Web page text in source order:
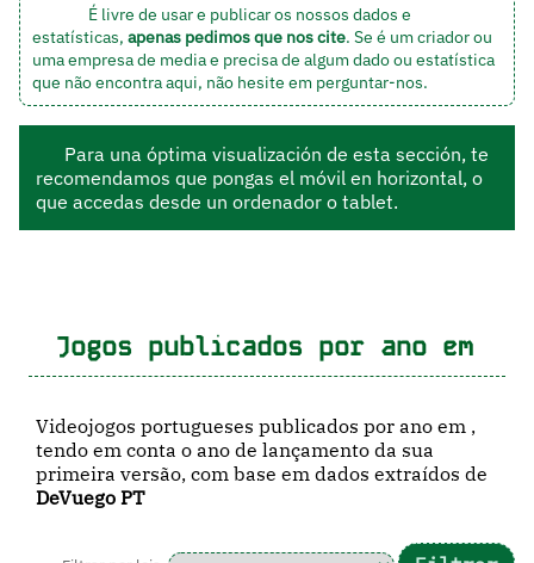
É livre de usar e publicar os nossos dados e
estatísticas, apenas pedimos que nos cite. Se é um criador ou
uma empresa de media e precisa de algum dado ou estatística
que não encontra aqui, não hesite em perguntar-nos.
Para una óptima visualización de esta sección, te
recomendamos que pongas el móvil en horizontal, o
que accedas desde un ordenador o tablet.
Jogos publicados por ano em
Videojogos portugueses publicados por ano em ,
tendo em conta o ano de lançamento da sua
primeira versão, com base em dados extraídos de
DeVuego PT